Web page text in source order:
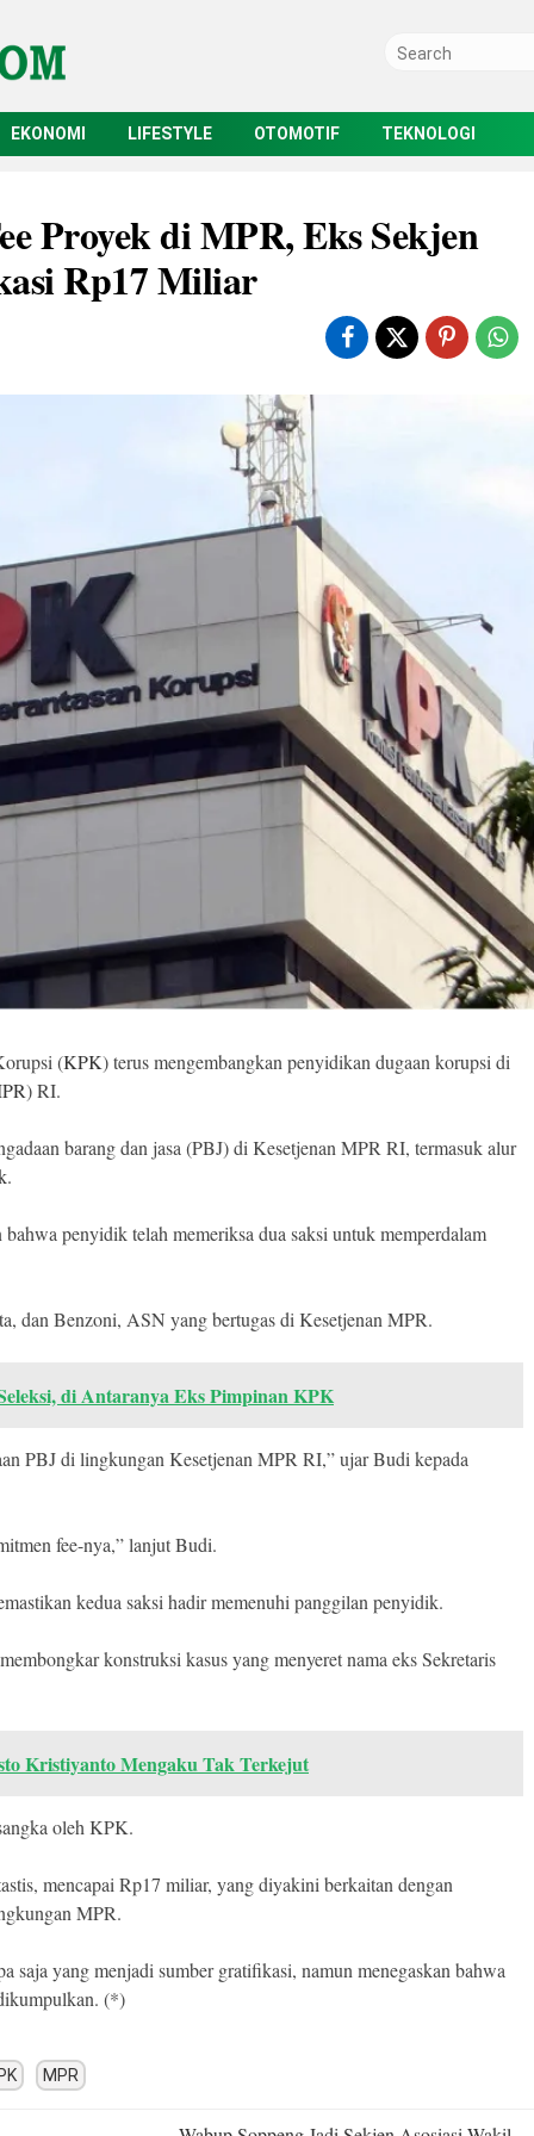
EKONOMI LIFESTYLE OTOMOTIF TEKNOLOGI
Proyek di MPR, Eks Sekjen
Rp17 Miliar
(KPK) terus mengembangkan penyidikan dugaan korupsi di
) RI.
barang dan jasa (PBJ) di Kesetjenan MPR RI, termasuk alur
.
penyidik telah memeriksa dua saksi untuk memperdalam
dan Benzoni, ASN yang bertugas di Kesetjenan MPR.
di Antaranya Eks Pimpinan KPK
PBJ di lingkungan Kesetjenan MPR RI,” ujar Budi kepada
fee-nya,” lanjut Budi.
kedua saksi hadir memenuhi panggilan penyidik.
konstruksi kasus yang menyeret nama eks Sekretaris
Kristiyanto Mengaku Tak Terkejut
oleh KPK.
mencapai Rp17 miliar, yang diyakini berkaitan dengan
MPR.
yang menjadi sumber gratifikasi, namun menegaskan bahwa
(*)
MPR